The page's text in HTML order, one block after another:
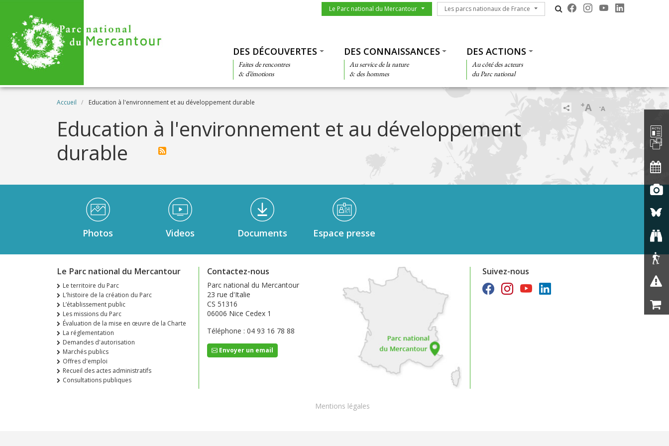
Menu du parc
Le Parc national du Mercantour Les parcs nationaux de France
Les parcs nationaux de France
DES DÉCOUVERTES
Faites de rencontres
& d’émotions
DES CONNAISSANCES
Au service de la nature
& des hommes
DES ACTIONS
Au côté des acteurs
du Parc national
Fil d'Ariane
Accueil Education à l'environnement et au développement durable
-A
+A
Education à l'environnement et au développement
durable
Médiathèque Footer
Photos Videos Documents Espace presse
Le Parc national du Mercantour
Le territoire du Parc
L'histoire de la création du Parc
L’établissement public
Les missions du Parc
Évaluation de la mise en œuvre de la Charte
La réglementation
Demandes d'autorisation
Marchés publics
Offres d'emploi
Recueil des actes administratifs
Consultations publiques
Contactez-nous
Parc national du Mercantour
23 rue d'Italie
CS 51316
06006 Nice Cedex 1
Téléphone : 04 93 16 78 88
Envoyer un email
Suivez-nous
Footer
Mentions légales